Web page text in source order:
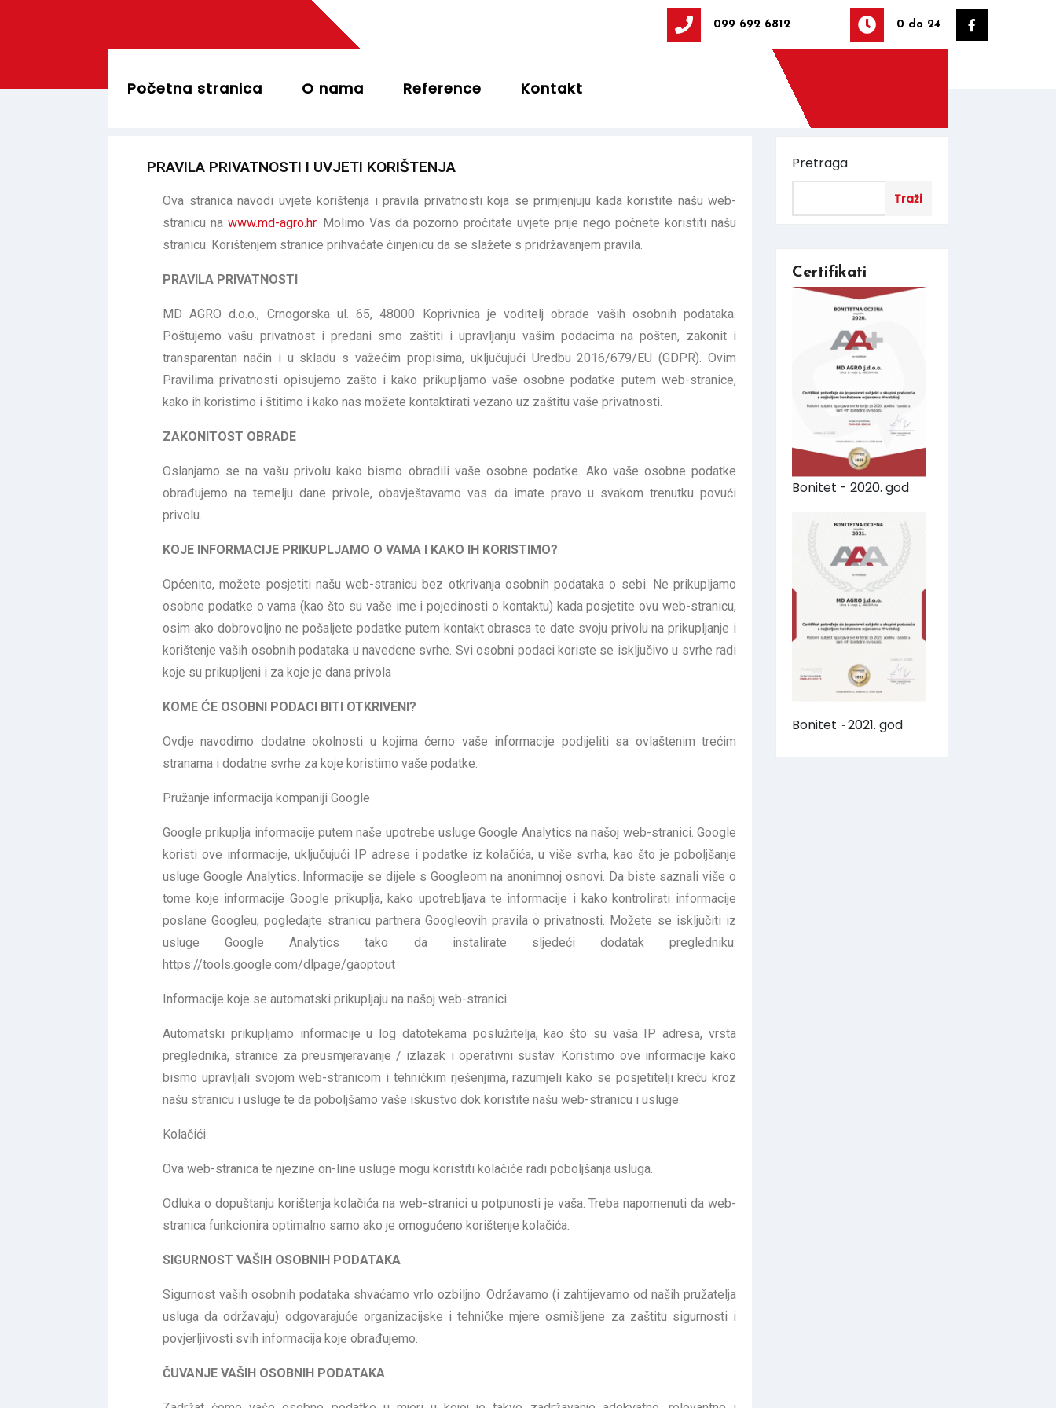
099 692 6812 0 do 24
Početna stranica O nama Reference Kontakt
PRAVILA PRIVATNOSTI I UVJETI KORIŠTENJA
Ova stranica navodi uvjete korištenja i pravila privatnosti koja se primjenjuju kada koristite našu web-
stranicu na www.md-agro.hr. Molimo Vas da pozorno pročitate uvjete prije nego počnete koristiti našu
stranicu. Korištenjem stranice prihvaćate činjenicu da se slažete s pridržavanjem pravila.
PRAVILA PRIVATNOSTI
MD AGRO d.o.o., Crnogorska ul. 65, 48000 Koprivnica je voditelj obrade vaših osobnih podataka.
Poštujemo vašu privatnost i predani smo zaštiti i upravljanju vašim podacima na pošten, zakonit i
transparentan način i u skladu s važećim propisima, uključujući Uredbu 2016/679/EU (GDPR). Ovim
Pravilima privatnosti opisujemo zašto i kako prikupljamo vaše osobne podatke putem web-stranice,
kako ih koristimo i štitimo i kako nas možete kontaktirati vezano uz zaštitu vaše privatnosti.
ZAKONITOST OBRADE
Oslanjamo se na vašu privolu kako bismo obradili vaše osobne podatke. Ako vaše osobne podatke
obrađujemo na temelju dane privole, obavještavamo vas da imate pravo u svakom trenutku povući
privolu.
KOJE INFORMACIJE PRIKUPLJAMO O VAMA I KAKO IH KORISTIMO?
Općenito, možete posjetiti našu web-stranicu bez otkrivanja osobnih podataka o sebi. Ne prikupljamo
osobne podatke o vama (kao što su vaše ime i pojedinosti o kontaktu) kada posjetite ovu web-stranicu,
osim ako dobrovoljno ne pošaljete podatke putem kontakt obrasca te date svoju privolu na prikupljanje i
korištenje vaših osobnih podataka u navedene svrhe. Svi osobni podaci koriste se isključivo u svrhe radi
koje su prikupljeni i za koje je dana privola
KOME ĆE OSOBNI PODACI BITI OTKRIVENI?
Ovdje navodimo dodatne okolnosti u kojima ćemo vaše informacije podijeliti sa ovlaštenim trećim
stranama i dodatne svrhe za koje koristimo vaše podatke:
Pružanje informacija kompaniji Google
Google prikuplja informacije putem naše upotrebe usluge Google Analytics na našoj web-stranici. Google
koristi ove informacije, uključujući IP adrese i podatke iz kolačića, u više svrha, kao što je poboljšanje
usluge Google Analytics. Informacije se dijele s Googleom na anonimnoj osnovi. Da biste saznali više o
tome koje informacije Google prikuplja, kako upotrebljava te informacije i kako kontrolirati informacije
poslane Googleu, pogledajte stranicu partnera Googleovih pravila o privatnosti. Možete se isključiti iz
usluge Google Analytics tako da instalirate sljedeći dodatak pregledniku:
https://tools.google.com/dlpage/gaoptout
Informacije koje se automatski prikupljaju na našoj web-stranici
Automatski prikupljamo informacije u log datotekama poslužitelja, kao što su vaša IP adresa, vrsta
preglednika, stranice za preusmjeravanje / izlazak i operativni sustav. Koristimo ove informacije kako
bismo upravljali svojom web-stranicom i tehničkim rješenjima, razumjeli kako se posjetitelji kreću kroz
našu stranicu i usluge te da poboljšamo vaše iskustvo dok koristite našu web-stranicu i usluge.
Kolačići
Ova web-stranica te njezine on-line usluge mogu koristiti kolačiće radi poboljšanja usluga.
Odluka o dopuštanju korištenja kolačića na web-stranici u potpunosti je vaša. Treba napomenuti da web-
stranica funkcionira optimalno samo ako je omogućeno korištenje kolačića.
SIGURNOST VAŠIH OSOBNIH PODATAKA
Sigurnost vaših osobnih podataka shvaćamo vrlo ozbiljno. Održavamo (i zahtijevamo od naših pružatelja
usluga da održavaju) odgovarajuće organizacijske i tehničke mjere osmišljene za zaštitu sigurnosti i
povjerljivosti svih informacija koje obrađujemo.
ČUVANJE VAŠIH OSOBNIH PODATAKA
Pretraga
Traži
Certifikati
Bonitet - 2020. god
Bonitet -2021. god